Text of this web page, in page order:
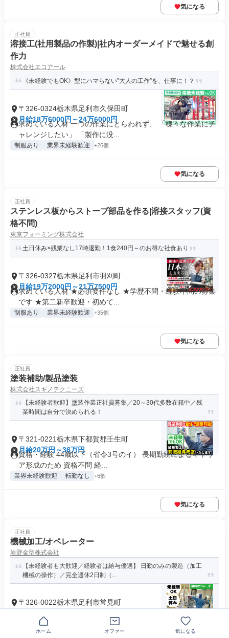
気になる
正社員
溶接工(社用製品の作製)|社内オーダーメイドで魅せる創
作力
株式会社エコアール
《未経験でもOK》型にハマらない”大人の工作”を、仕事に！？
〒326-0324栃木県足利市久保田町
月給18万6000円～24万6000円
求めている人材 一つの作業にとらわれず、 「様々な作業にチ
ャレンジしたい」 「製作に没...
制服あり 業界未経験歓迎 +26個
気になる
正社員
ステンレス板からストーブ部品を作る|溶接スタッフ(資
格不問)
東京フォーミング株式会社
土日休み×残業なし17時退勤！1食240円～のお得な社食あり
〒326-0327栃木県足利市羽刈町
月給19万2000円～21万7500円
求めている人材 ★必須要件なし ★学歴不問・経験不問の募集
です ★第二新卒歓迎・初めて...
制服あり 業界未経験歓迎 +35個
気になる
正社員
塗装補助/製品塗装
株式会社スギノテクニーズ
【未経験者歓迎】塗装作業正社員募集／20～30代多数在籍中／残
業時間は自分で決められる！
〒321-0221栃木県下都賀郡壬生町
月給20万円～36万円
資格・経験 44歳以下（省令3号のイ） 長期勤続によるキャリ
ア形成のため 資格不問 経...
業界未経験歓迎 転勤なし +6個
気になる
正社員
機械加工/オペレーター
岩野金型株式会社
【未経験者も大歓迎／経験者は給与優遇】 日勤のみの製造（加工
機械の操作）／完全週休2日制（...
〒326-0022栃木県足利市常見町
資格・経験 ・普通自動車免許 ・未経験者歓迎 ・経験者は給与
面を優遇します
ホーム オファー 気になる